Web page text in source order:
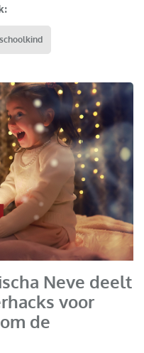
Neve deelt
voor
de